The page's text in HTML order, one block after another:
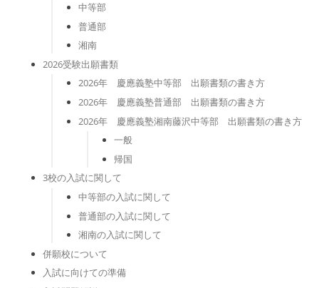
中等部
普通部
湘南
2026受験出願書類
2026年 慶應義塾中等部 出願書類の書き方
2026年 慶應義塾普通部 出願書類の書き方
2026年 慶應義塾湘南藤沢中等部 出願書類の書き方
一般
帰国
3校の入試に関して
中等部の入試に関して
普通部の入試に関して
湘南の入試に関して
併願校について
入試に向けての準備